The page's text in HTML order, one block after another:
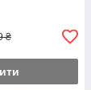
1.5 мм
₴